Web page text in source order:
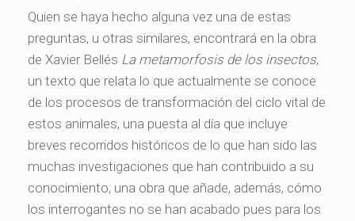
Quien se haya hecho alguna vez una de estas
preguntas, u otras similares, encontrará en la obra
de Xavier Bellés La metamorfosis de los insectos,
un texto que relata lo que actualmente se conoce
de los procesos de transformación del ciclo vital de
estos animales, una puesta al día que incluye
breves recorridos históricos de lo que han sido las
muchas investigaciones que han contribuido a su
conocimiento; una obra que añade, además, cómo
los interrogantes no se han acabado pues para los